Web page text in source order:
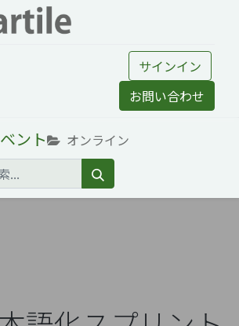
サインイン
お問い合わせ
ント オンライン